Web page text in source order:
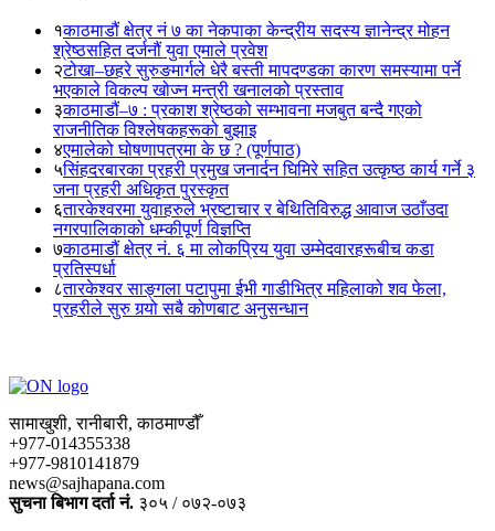
१काठमाडौं क्षेत्र नं ७ का नेकपाका केन्द्रीय सदस्य ज्ञानेन्द्र मोहन
श्रेष्ठसहित दर्जनौं युवा एमाले प्रवेश
२टोखा–छहरे सुरुङमार्गले धेरै बस्ती मापदण्डका कारण समस्यामा पर्ने
भएकाले विकल्प खोज्न मन्त्री खनालको प्रस्ताव
३काठमाडौं–७ : प्रकाश श्रेष्ठको सम्भावना मजबुत बन्दै गएको
राजनीतिक विश्लेषकहरूको बुझाइ
४एमालेको घोषणापत्रमा के छ ? (पूर्णपाठ)
५सिंहदरबारका प्रहरी प्रमुख जनार्दन घिमिरे सहित उत्कृष्ठ कार्य गर्ने ३
जना प्रहरी अधिकृत पुरस्कृत
६तारकेश्वरमा युवाहरुले भ्रष्टाचार र बेथितिविरुद्ध आवाज उठाँउदा
नगरपालिकाको धम्कीपूर्ण विज्ञप्ति
७काठमाडौं क्षेत्र नं. ६ मा लोकप्रिय युवा उम्मेदवारहरूबीच कडा
प्रतिस्पर्धा
८तारकेश्वर साङ्गला पटापुमा ईभी गाडीभित्र महिलाको शव फेला,
प्रहरीले सुरु गर्‍यो सबै कोणबाट अनुसन्धान
सामाखुशी, रानीबारी, काठमाण्डौँ
+977-014355338
+977-9810141879
news@sajhapana.com
सुचना बिभाग दर्ता नं. ३०५ / ०७२-०७३